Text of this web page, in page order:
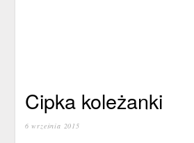
Cipka koleżanki
6 września 2015